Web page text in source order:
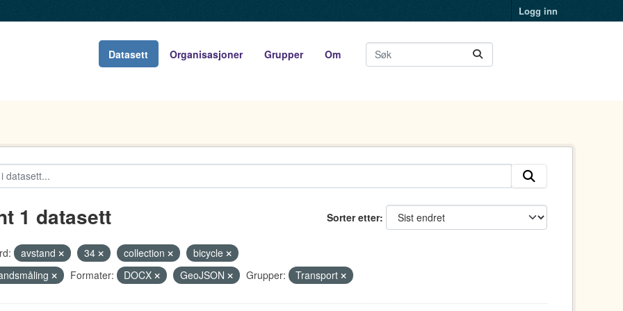
Logg inn
Datasett Organisasjoner Grupper Om
Sorter etter
1 datasett
avstand 34 collection
bicycle
Formater: DOCX GeoJSON Grupper: Transport